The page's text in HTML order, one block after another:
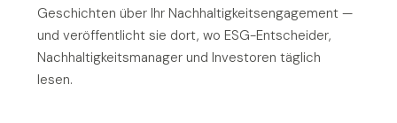
Geschichten über Ihr Nachhaltigkeitsengagement —
und veröffentlicht sie dort, wo ESG-Entscheider,
Nachhaltigkeitsmanager und Investoren täglich
lesen.